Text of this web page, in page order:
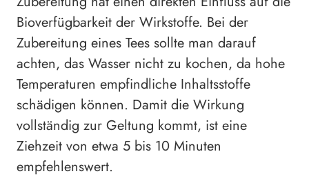
Bioverfügbarkeit der Wirkstoffe. Bei der
Zubereitung eines Tees sollte man darauf
achten, das Wasser nicht zu kochen, da hohe
Temperaturen empfindliche Inhaltsstoffe
schädigen können. Damit die Wirkung
vollständig zur Geltung kommt, ist eine
Ziehzeit von etwa 5 bis 10 Minuten
empfehlenswert.